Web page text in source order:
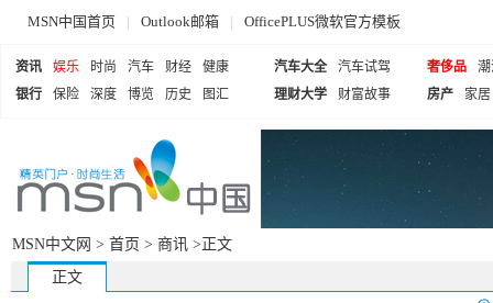
MSN中国首页 | Outlook邮箱 | OfficePLUS微软官方模板
资讯 娱乐 时尚 汽车 财经
健康
银行
保险 深度 博览 历史 图汇
汽车大全
汽车试驾
理财大学
财富故事
奢侈品
房产
家居
MSN中文网 > 首页 > 商讯 >正文
正文